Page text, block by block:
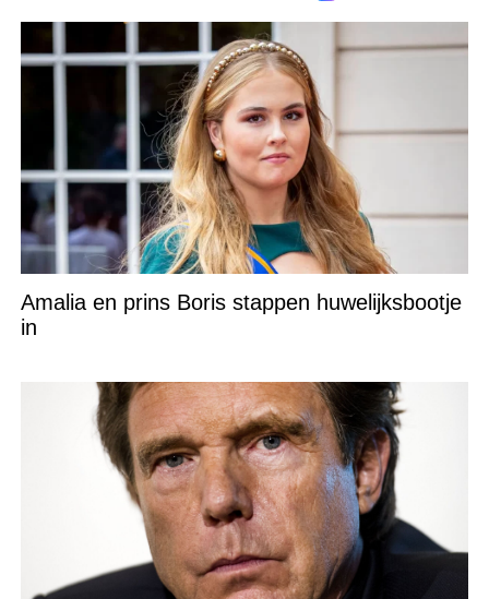
Amalia en prins Boris stappen huwelijksbootje
in